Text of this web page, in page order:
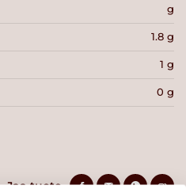
g
1.8 g
1 g
0 g
Jaa tuote